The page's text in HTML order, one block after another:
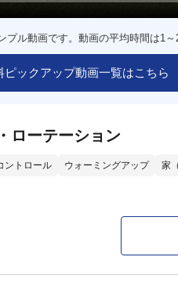
プル動画です。動画の平均時間は1～
ピックアップ動画一覧はこちら
ローテーション
ントロール ウォーミングアップ 家